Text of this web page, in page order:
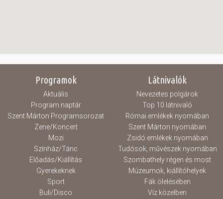
Programok
Aktuális
Program naptár
Szent Márton Programsorozat
Zene/Koncert
Mozi
Színház/Tánc
Előadás/Kiállítás
Gyerekeknek
Sport
Buli/Disco
Látnivalók
Nevezetes polgárok
Top 10 látnivaló
Római emlékek nyomában
Szent Márton nyomában
Zsidó emlékek nyomában
Tudósok, művészek nyomában
Szombathely régen és most
Múzeumok, kiállítóhelyek
Fák ölelésében
Víz közelben